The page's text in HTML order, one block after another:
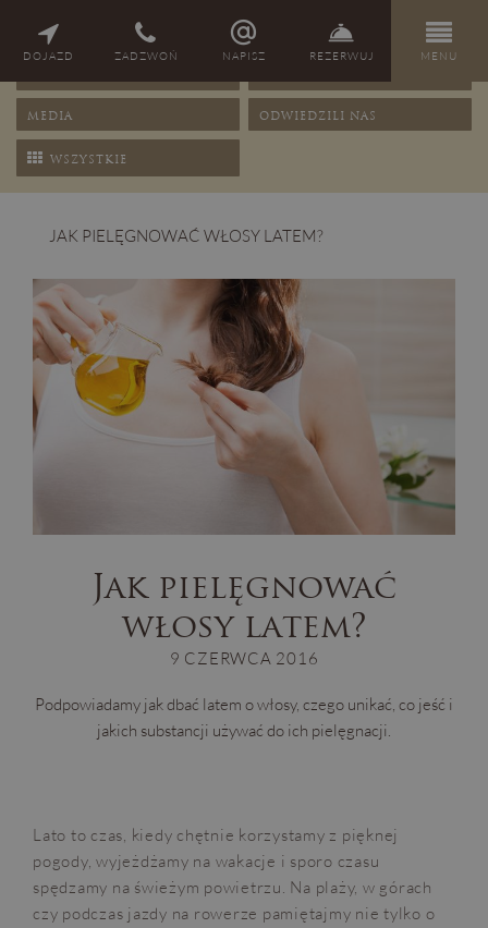
DOJAZD ZADZWOŃ NAPISZ REZERWUJ MENU
NAGRODY
MEDIA ODWIEDZILI NAS
WSZYSTKIE
JAK PIELĘGNOWAĆ WŁOSY LATEM?
Jak pielęgnować
włosy latem?
9 CZERWCA 2016
Podpowiadamy jak dbać latem o włosy, czego unikać, co jeść i
jakich substancji używać do ich pielęgnacji.
Lato to czas, kiedy chętnie korzystamy z pięknej
pogody, wyjeżdżamy na wakacje i sporo czasu
spędzamy na świeżym powietrzu. Na plaży, w górach
czy podczas jazdy na rowerze pamiętajmy nie tylko o